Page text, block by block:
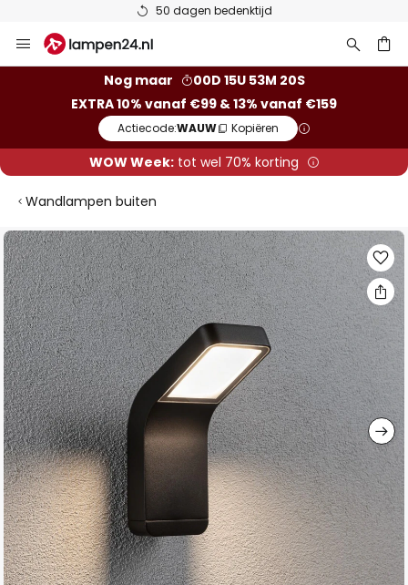
50 dagen bedenktijd
naar
Nog maar
00D 15U 53M 19S
EXTRA 10% vanaf €99 & 13% vanaf €159
Actiecode:WAUW Kopiëren
WOW Week:tot wel 70% korting
Wandlampen buiten
Ga
naar
het
einde
van
de
afbeeldingen-
gallerij